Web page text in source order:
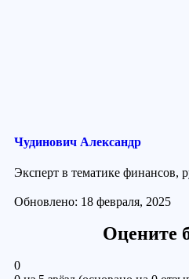
Чудинович Александр
Эксперт в тематике финансов,
Обновлено: 18 февраля, 2025
Оцените
0